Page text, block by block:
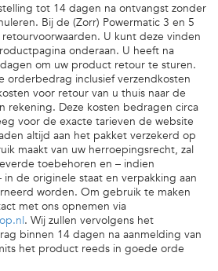
tot 14 dagen na ontvangst zonder
Bij de (Zorr) Powermatic 3 en 5
U kunt deze vinden
onderaan. U heeft na
om uw product retour te sturen.
orderbedrag inclusief verzendkosten
voor retour van u thuis naar de
rekening. Deze kosten bedragen circa
voor de exacte tarieven de website
altijd aan het pakket verzekerd op
maakt van uw herroepingsrecht, zal
toebehoren en – indien
in de originele staat en verpakking aan
worden. Om gebruik te maken
met ons opnemen via
. Wij zullen vervolgens het
binnen 14 dagen na aanmelding van
het product reeds in goede orde